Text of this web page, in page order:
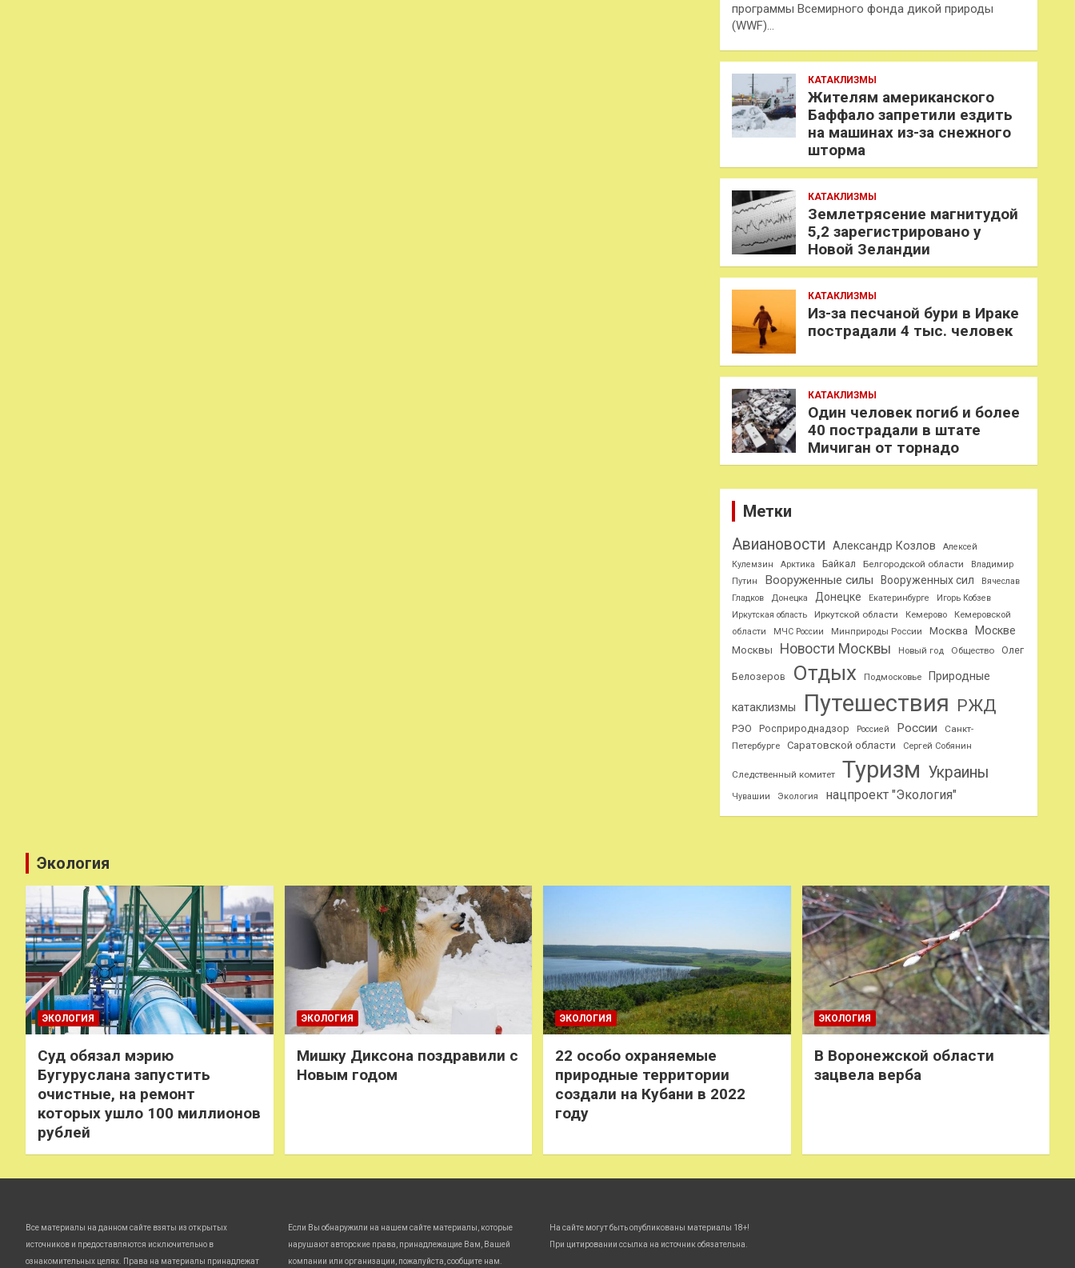
программы Всемирного фонда дикой природы
(WWF)…
КАТАКЛИЗМЫ
Жителям американского
Баффало запретили ездить
на машинах из-за снежного
шторма
КАТАКЛИЗМЫ
Землетрясение магнитудой
5,2 зарегистрировано у
Новой Зеландии
КАТАКЛИЗМЫ
Из-за песчаной бури в Ираке
пострадали 4 тыс. человек
КАТАКЛИЗМЫ
Один человек погиб и более
40 пострадали в штате
Мичиган от торнадо
Метки
Авиановости Александр Козлов
Алексей
Кулемзин
Арктика Байкал Белгородской области
Владимир
Путин
Вооруженные силы Вооруженных сил
Вячеслав
Гладков
Донецка Донецке Екатеринбурге
Игорь Кобзев
Иркутская область
Иркутской области Кемерово
Кемеровской
области
МЧС России Минприроды России Москва Москве
Москвы Новости Москвы Новый год Общество Олег
Белозеров Отдых Подмосковье Природные
катаклизмы Путешествия РЖД
РЭО Росприроднадзор Россией России
Санкт-
Петербурге
Саратовской области Сергей Собянин
Следственный комитет Туризм Украины
Чувашии Экология нацпроект "Экология"
Экология
ЭКОЛОГИЯ
Суд обязал мэрию
Бугуруслана запустить
очистные, на ремонт
которых ушло 100 миллионов
рублей
ЭКОЛОГИЯ
Мишку Диксона поздравили с
Новым годом
ЭКОЛОГИЯ
22 особо охраняемые
природные территории
создали на Кубани в 2022
году
ЭКОЛОГИЯ
В Воронежской области
зацвела верба
Все материалы на данном сайте взяты из открытых
источников и предоставляются исключительно в
ознакомительных целях. Права на материалы принадлежат
Если Вы обнаружили на нашем сайте материалы, которые
нарушают авторские права, принадлежащие Вам, Вашей
компании или организации, пожалуйста, сообщите нам.
На сайте могут быть опубликованы материалы 18+!
При цитировании ссылка на источник обязательна.